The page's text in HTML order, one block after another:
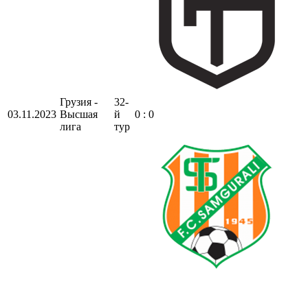
03.11.2023
Грузия -
Высшая
лига
32-
й
тур
0 : 0